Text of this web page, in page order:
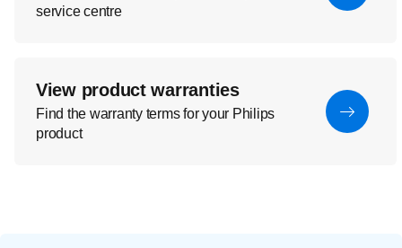
service centre
View product warranties
Find the warranty terms for your Philips
product